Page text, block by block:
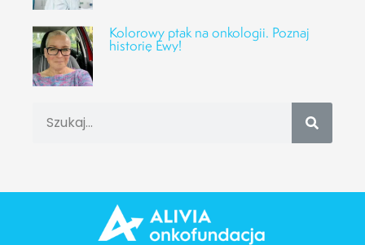
Kolorowy ptak na onkologii. Poznaj
historię Ewy!